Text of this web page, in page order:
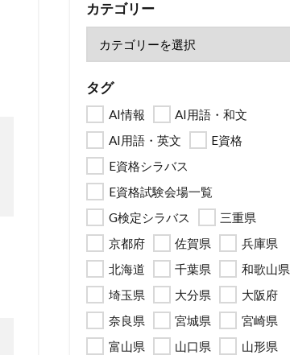
カテゴリー
タグ
AI情報
AI用語・和文
AI用語・英文
E資格
E資格シラバス
E資格試験会場一覧
G検定シラバス
三重県
京都府
佐賀県
兵庫県
北海道
千葉県
和歌山県
埼玉県
大分県
大阪府
奈良県
宮城県
宮崎県
富山県
山口県
山形県